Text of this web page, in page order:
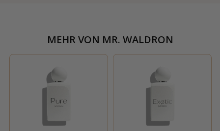
MEHR VON MR. WALDRON